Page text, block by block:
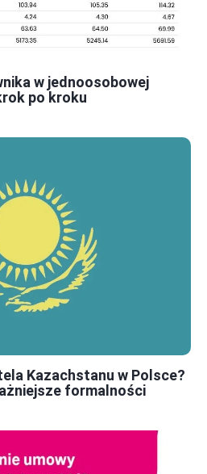
w jednoosobowej
po kroku
Kazachstanu w Polsce?
formalności